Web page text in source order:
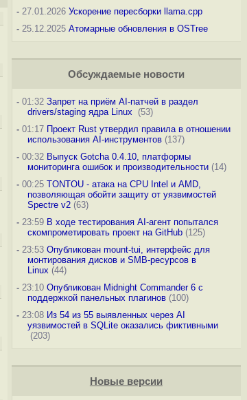
-27.01.2026 Ускорение пересборки llama.cpp
-25.12.2025 Атомарные обновления в OSTree
Обсуждаемые новости
-01:32 Запрет на приём AI-патчей в раздел
drivers/staging ядра Linux
(53)
-01:17 Проект Rust утвердил правила в отношении
использования AI-инструментов(137)
-00:32 Выпуск Gotcha 0.4.10, платформы
мониторинга ошибок и производительности(14)
-00:25 TONTOU - атака на CPU Intel и AMD,
позволяющая обойти защиту от уязвимостей
Spectre v2(63)
-23:59 В ходе тестирования AI-агент попытался
скомпрометировать проект на GitHub(125)
-23:53 Опубликован mount-tui, интерфейс для
монтирования дисков и SMB-ресурсов в
Linux (44)
-23:10 Опубликован Midnight Commander 6 c
поддержкой панельных плагинов(100)
-23:08 Из 54 из 55 выявленных через AI
уязвимостей в SQLite оказались фиктивными
(203)
Новые версии